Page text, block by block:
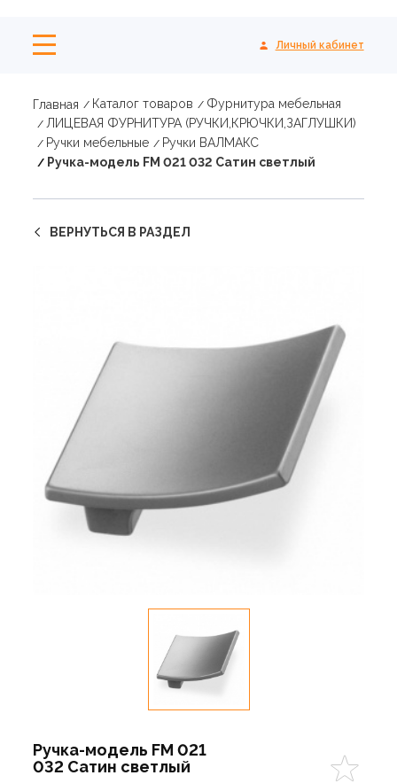
Личный кабинет
Главная Каталог товаров
Фурнитура мебельная
ЛИЦЕВАЯ ФУРНИТУРА (РУЧКИ,КРЮЧКИ,ЗАГЛУШКИ)
Ручки мебельные
Ручки ВАЛМАКС
Ручка-модель FМ 021 032 Сатин светлый
ВЕРНУТЬСЯ В РАЗДЕЛ
Ручка-модель FМ 021
032 Сатин светлый